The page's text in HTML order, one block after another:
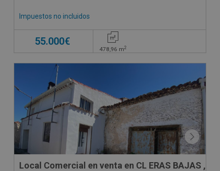
Impuestos no incluidos
55.000€
478,96 m2
CONDICIONES ESPECIALES
Local Comercial en venta en CL ERAS BAJAS , 15